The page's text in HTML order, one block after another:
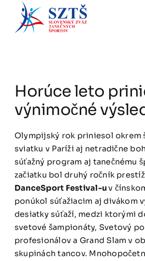
content
Horúce leto
výnimočné
Olympijský rok priniesol okrem
sviatku v Paríži aj netradične
súťažný program aj tanečnému
začiatku bol druhý ročník
DanceSport Festival-uv
ponúkol súťažiacim aj divákom
desiatky súťaží, medzi ktorými
svetové šampionáty, Svetový
profesionálov a Grand Slam v
skupinách tancov.